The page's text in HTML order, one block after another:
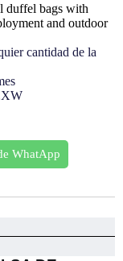
duffel bags with
and outdoor
cantidad de la
WhatApp